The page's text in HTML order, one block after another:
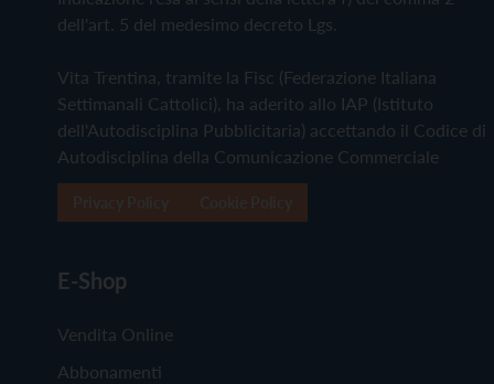
dell'art. 5 del medesimo decreto Lgs.
Vita Trentina, tramite la Fisc (Federazione Italiana
Settimanali Cattolici), ha aderito allo IAP (Istituto
dell'Autodisciplina Pubblicitaria) accettando il Codice di
Autodisciplina della Comunicazione Commerciale
E-Shop
Vendita Online
Abbonamenti